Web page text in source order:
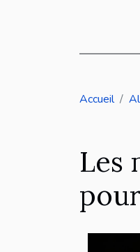
Accueil
Les